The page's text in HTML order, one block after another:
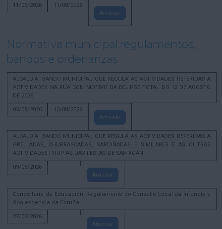
11/06/2026
11/08/2026
Amosar
Normativa municipal:regulamentos,
bandos e ordenanzas
ALCALDÍA. BANDO MUNICIPAL QUE REGULA AS ACTIVIDADES REFERIDAS A
ACTIVIDADES NA RÚA CON MOTIVO DA ECLIPSE TOTAL DO 12 DE AGOSTO
DE 2026
05/08/2026
13/08/2026
Amosar
ALCALDÍA. BANDO MUNICIPAL QUE REGULA AS ACTIVIDADES REFERIDAS A
GRELLADAS, CHURRASCADAS, SARDIÑADAS E SIMILARES E AS OUTRAS
ACTIVIDADES PROPIAS DAS FESTAS DE SAN XOÁN
09/06/2026
Amosar
Concellaría de Educación. Regulamento do Consello Local da Infancia e
Adolescencia da Coruña
27/02/2026
Amosar